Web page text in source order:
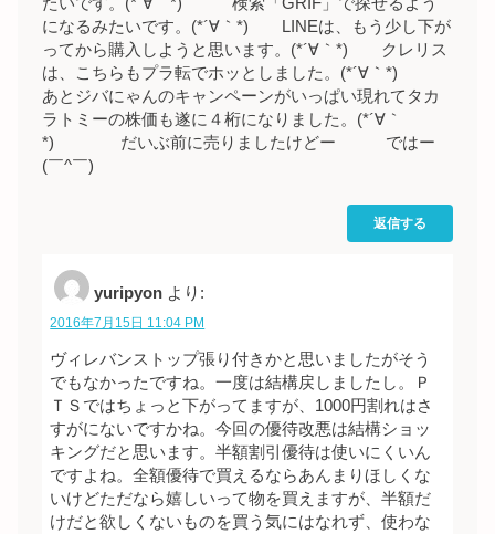
になるみたいです。(*´∀｀*) LINEは、もう少し下が
ってから購入しようと思います。(*´∀｀*) クレリス
は、こちらもプラ転でホッとしました。(*´∀｀*)
あとジバにゃんのキャンペーンがいっぱい現れてタカ
ラトミーの株価も遂に４桁になりました。(*´∀｀
*) だいぶ前に売りましたけどー ではー
(￣^￣)ゞ
返信する
yuripyon より:
2016年7月15日 11:04 PM
ヴィレバンストップ張り付きかと思いましたがそう
でもなかったですね。一度は結構戻しましたし。Ｐ
ＴＳではちょっと下がってますが、1000円割れはさ
すがにないですかね。今回の優待改悪は結構ショッ
キングだと思います。半額割引優待は使いにくいん
ですよね。全額優待で買えるならあんまりほしくな
いけどただなら嬉しいって物を買えますが、半額だ
けだと欲しくないものを買う気にはなれず、使わな